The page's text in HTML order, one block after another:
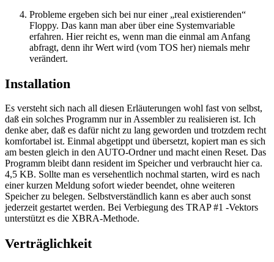
Probleme ergeben sich bei nur einer „real existierenden“
Floppy. Das kann man aber über eine Systemvariable
erfahren. Hier reicht es, wenn man die einmal am Anfang
abfragt, denn ihr Wert wird (vom TOS her) niemals mehr
verändert.
Installation
Es versteht sich nach all diesen Erläuterungen wohl fast von selbst,
daß ein solches Programm nur in Assembler zu realisieren ist. Ich
denke aber, daß es dafür nicht zu lang geworden und trotzdem recht
komfortabel ist. Einmal abgetippt und übersetzt, kopiert man es sich
am besten gleich in den AUTO-Ordner und macht einen Reset. Das
Programm bleibt dann resident im Speicher und verbraucht hier ca.
4,5 KB. Sollte man es versehentlich nochmal starten, wird es nach
einer kurzen Meldung sofort wieder beendet, ohne weiteren
Speicher zu belegen. Selbstverständlich kann es aber auch sonst
jederzeit gestartet werden. Bei Verbiegung des TRAP #1 -Vektors
unterstützt es die XBRA-Methode.
Verträglichkeit